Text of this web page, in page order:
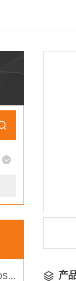
应急抢险6寸双缸柴油机水泵ST60DS产品介绍 产